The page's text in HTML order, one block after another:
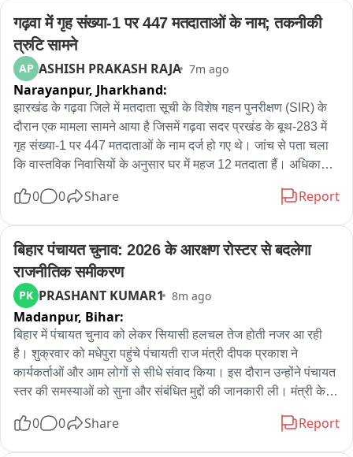
गढ़वा में गृह संख्या-1 पर 447 मतदाताओं के नाम; तकनीकी
त्रुटि सामने
AP ASHISH PRAKASH RAJA 7m ago
Narayanpur, Jharkhand:
झारखंड के गढ़वा जिले में मतदाता सूची के विशेष गहन पुनरीक्षण (SIR) के
दौरान एक मामला सामने आया है जिसमें गढ़वा सदर प्रखंड के बूथ-283 में
गृह संख्या-1 पर 447 मतदाताओं के नाम दर्ज हो गए थे। जांच से पता चला
कि वास्तविक निवासियों के अनुसार घर में महज 12 मतदाता हैं। अधिकारियों
ऐसी त्रुटियों को पहचानना है और दुरस्त करना है। शिकायत के बाद टीम
मतदाता हैं, 447 नहीं। BLO और सुपरवाइजर ने बताया कि मतदाता
पुनरीक्षण फॉर्म में गृह संख्या भरने का स्पष्ट प्रावधान नहीं है, इसलिए यह
त्रुटि कैसे हुई, इसकी जांच जारी है। 2024 के विधानसभा चुनाव के डेटा
2026 में ट्रांसफर हुआ था जिसमें गृह संख्या-1 अंकित थी, जबकि अभी सभी
घरों को नए सिरे से गृह संख्या आवंटित करने की प्रक्रिया पूरी नहीं हुई है।
आगे ऐसी त्रुटियों को रोकने के लिए 4 सितंबर तक दावा-आपत्ति दर्ज कराने
का मौका दिया गया है; आपत्तियों की जांच के बाद आवश्यक सुधार किया
जाएगा।
0 0 Share Report
बिहार पंचायत चुनाव: 2026 के आरक्षण रोस्टर से बदलेगा
राजनीतिक समीकरण
PK PRASHANT KUMAR1 8m ago
Madanpur, Bihar:
बिहार में पंचायत चुनाव को लेकर सियासी हलचल तेज होती नजर आ रही
है। शुक्रवार को मधेपुरा पहुंचे पंचायती राज मंत्री दीपक प्रकाश ने
कार्यकर्ताओं और आम लोगों से सीधे संवाद किया। इस दौरान उन्होंने पंचायत
स्तर की समस्याओं को सुना और संबंधित मुद्दों की जानकारी ली। मंत्री के
अपडेट सामने आया। मंत्री दीपक प्रकाश ने संकेत दिया कि बिहार में
0 0 Share Report